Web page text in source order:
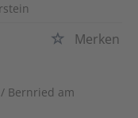
Merken
/ Bernried am